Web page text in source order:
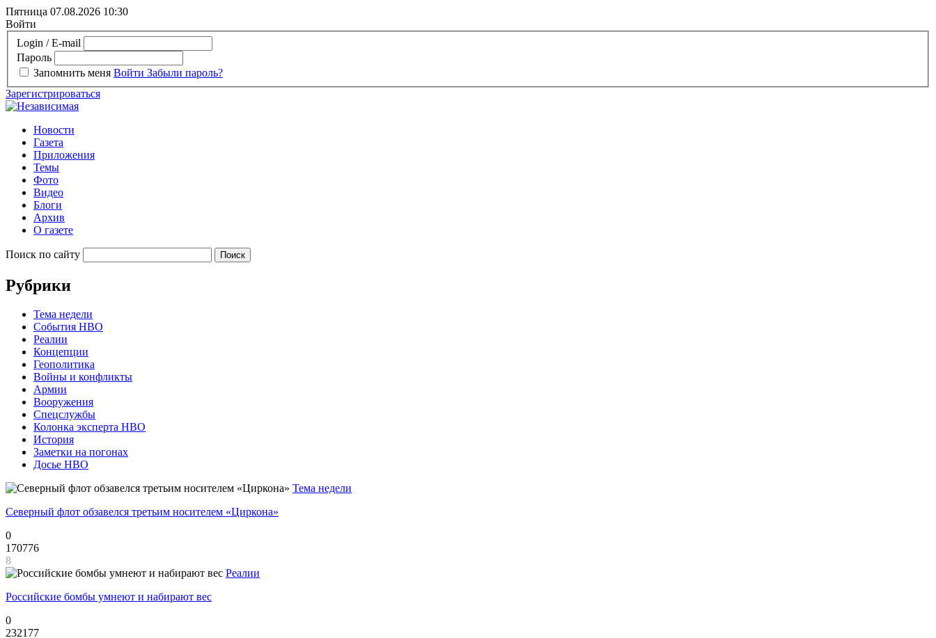
Пятница 07.08.2026 10:30
Войти
Login / E-mail
Пароль
Запомнить меня Войти Забыли пароль?
Зарегистрироваться
Новости
Газета
Приложения
Темы
Фото
Видео
Блоги
Архив
О газете
Поиск по сайту
Рубрики
Тема недели
События НВО
Реалии
Концепции
Геополитика
Войны и конфликты
Армии
Вооружения
Спецслужбы
Колонка эксперта НВО
История
Заметки на погонах
Досье НВО
Тема недели
Северный флот обзавелся третьим носителем «Циркона»
0
170776
8
Реалии
Российские бомбы умнеют и набирают вес
0
232177